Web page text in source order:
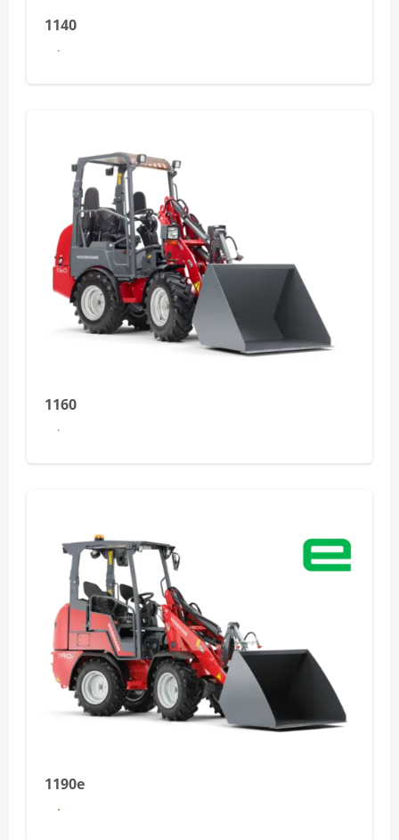
1140
Dowiedz się więcej
1160
Dowiedz się więcej
1190e
1190e